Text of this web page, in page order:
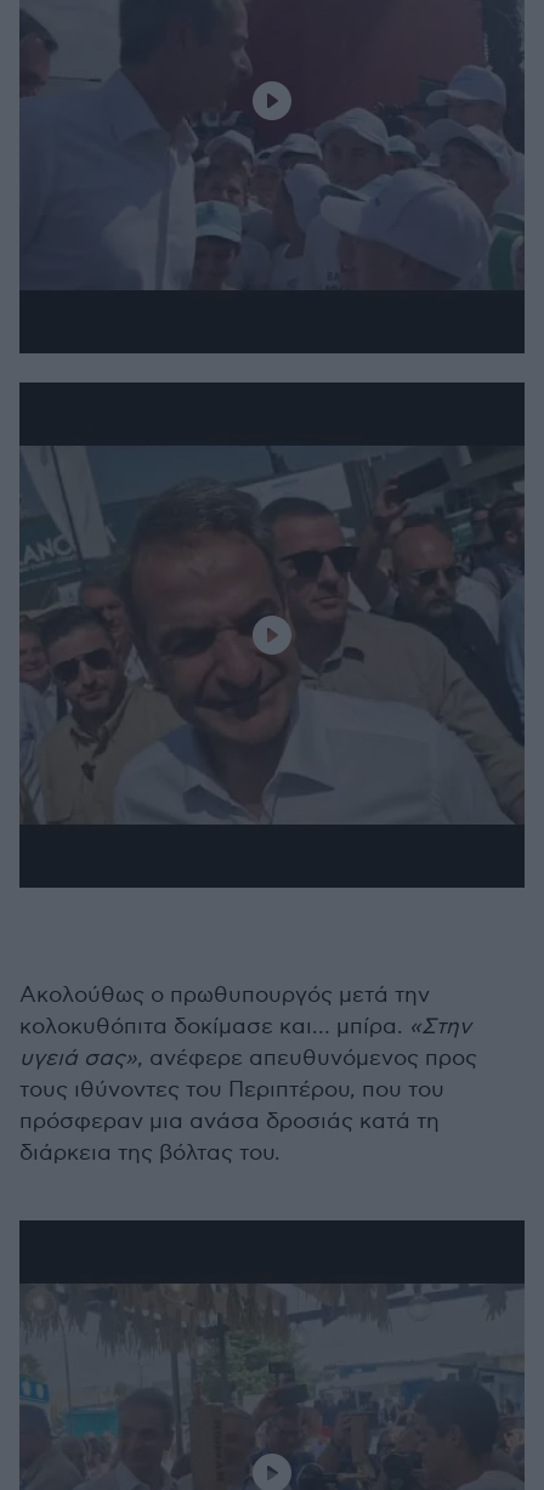
Ακολούθως ο πρωθυπουργός μετά την
κολοκυθόπιτα δοκίμασε και… μπίρα. «Στην
υγειά σας», ανέφερε απευθυνόμενος προς
τους ιθύνοντες του Περιπτέρου, που του
πρόσφεραν μια ανάσα δροσιάς κατά τη
διάρκεια της βόλτας του.